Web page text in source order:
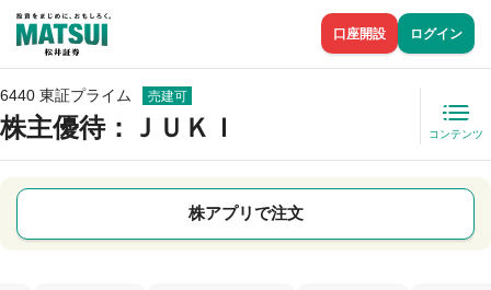
口座開設 ログイン
6440 東証プライム 売建可
株主優待：ＪＵＫＩ コンテンツ
株アプリで注文